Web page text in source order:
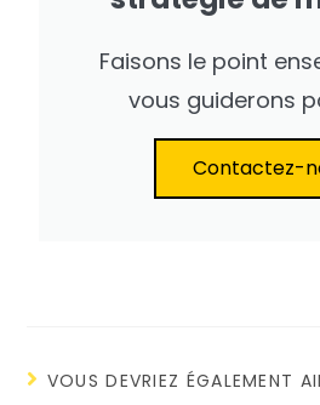
Faisons le point
vous guiderons
Contactez-
VOUS DEVRIEZ ÉGALEMENT